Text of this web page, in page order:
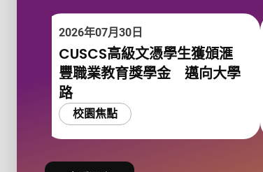
2026年07月30日
CUSCS高級文憑學生獲頒滙
豐職業教育獎學金 邁向大學
路
校園焦點